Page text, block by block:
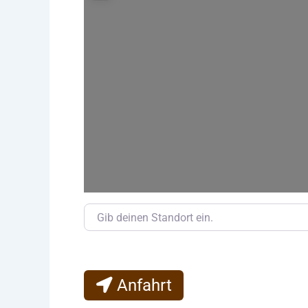
Gib deinen Standort ein.
Anfahrt